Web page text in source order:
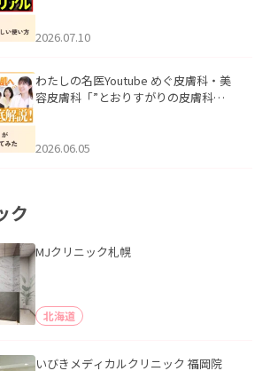
た。
2026.07.10
わたしの名医Youtube めぐ皮膚科・美
容皮膚科「”とおりすがりの皮膚科
2026.06.05
ク
MJクリニック札幌
北海道
いびきメディカルクリニック 福岡院